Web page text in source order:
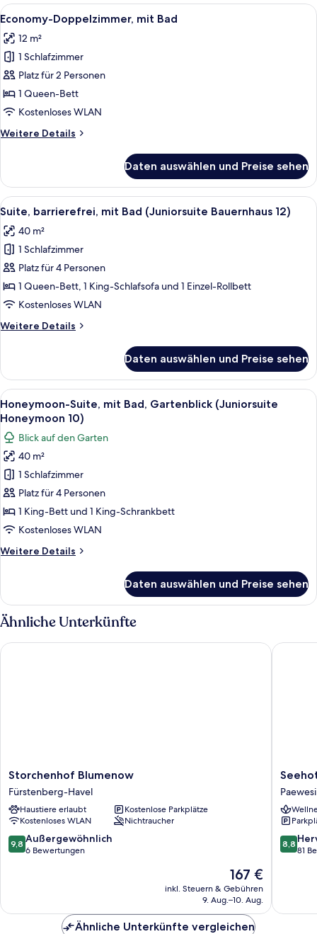
Bad
(Scheune)
Alle
Fotos
für
Economy-
Doppelzimmer,
mit
Bad
Ein ordentlich bezogenes Bett mit
6
Economy-Doppelzimmer, mit Bad
12 m²
1 Schlafzimmer
Platz für 2 Personen
1 Queen-Bett
Kostenloses WLAN
Weitere Details
Weitere
Doppelzimmer,
mit
Bad
Daten auswählen und Preise sehen
Alle
Fotos
für
Suite,
barrierefrei,
mit
Bad
Bauernhaus
Ein modernes Wohnzimmer mit
15
Suite, barrierefrei, mit Bad (Juniorsuite Bauernhaus 12)
40 m²
1 Schlafzimmer
Platz für 4 Personen
1 Queen-Bett, 1 King-Schlafsofa und 1 Einzel-Rollbett
Kostenloses WLAN
Weitere Details
Weitere
barrierefrei,
mit
Bad
(Juniorsuite
Bauernhaus
12)
Daten auswählen und Preise sehen
Alle
Fotos
für
Honeymoon-
Suite,
mit
Bad,
Gartenblick
(Juniorsuite
10)
Ein gemütliches Schlafzimmer im
13
Honeymoon-Suite, mit Bad, Gartenblick (Juniorsuite
Honeymoon 10)
Blick auf den Garten
40 m²
1 Schlafzimmer
Platz für 4 Personen
1 King-Bett und 1 King-Schrankbett
Kostenloses WLAN
Weitere Details
Weitere
Suite,
mit
Bad,
Gartenblick
(Juniorsuite
Daten auswählen und Preise sehen
Ähnliche Unterkünfte
Storchenhof
Blumenow
Fürstenberg-
Havel
Storchenhof Blumenow
Fürstenberg-Havel
Haustiere erlaubt
Kostenlose Parkplätze
Kostenloses WLAN
Nichtraucher
9.8
von
9,8 Außergewöhnlich
6 Bewertungen
Der
Preis
beträgt
167 €
inkl. Steuern & Gebühren
9. Aug.–10. Aug.
Storchenhof Blumenow
am
8.8
von
8,8
81
Ähnliche Unterkünfte vergleichen